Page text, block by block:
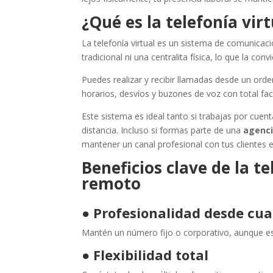
¿Qué es la telefonía
La telefonía virtual es un sistema de
tradicional ni una centralita física, lo que la
Puedes realizar y recibir llamadas desde un
horarios, desvíos y buzones de voz con total
Este sistema es ideal tanto si trabajas por
distancia. Incluso si formas parte de una
mantener un canal profesional con tus clientes
Beneficios clave de la
remoto
● Profesionalidad desde
Mantén un número fijo o corporativo, aunque
● Flexibilidad total